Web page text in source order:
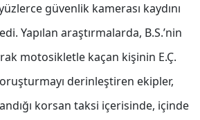
güvenlik kamerası kaydını
Yapılan araştırmalarda, B.S.’nin
motosikletle kaçan kişinin E.Ç.
derinleştiren ekipler,
korsan taksi içerisinde, içinde